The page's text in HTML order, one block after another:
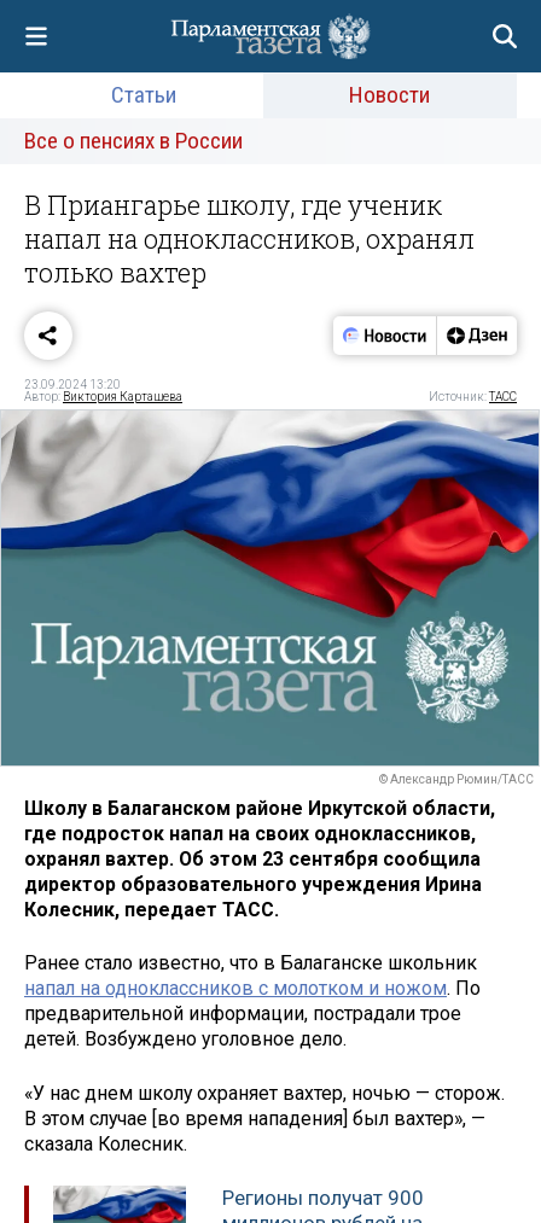
Статьи
Новости
Все о пенсиях в России
В Приангарье школу, где ученик
напал на одноклассников, охранял
только вахтер
23.09.2024 13:20
Автор: Виктория Карташева Источник:ТАСС
© Александр Рюмин/ТАСС
Школу в Балаганском районе Иркутской области,
где подросток напал на своих одноклассников,
охранял вахтер. Об этом 23 сентября сообщила
директор образовательного учреждения Ирина
Колесник, передает ТАСС.
Ранее стало известно, что в Балаганске школьник
напал на одноклассников с молотком и ножом. По
предварительной информации, пострадали трое
детей. Возбуждено уголовное дело.
«У нас днем школу охраняет вахтер, ночью — сторож.
В этом случае [во время нападения] был вахтер», —
сказала Колесник.
Регионы получат 900